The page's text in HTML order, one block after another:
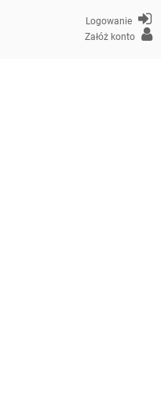
Logowanie
Załóż konto